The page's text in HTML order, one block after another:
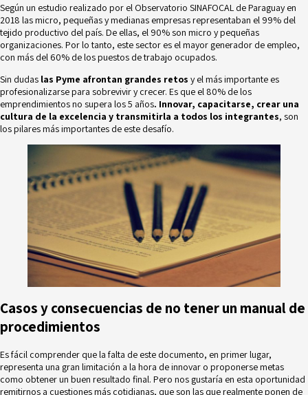
Según un estudio realizado por el Observatorio SINAFOCAL de Paraguayen
2018 las micro, pequeñas y medianas empresas representaban el 99% del
tejido productivo del país. De ellas, el 90% son micro y pequeñas
organizaciones. Por lo tanto, este sector es el mayor generador de empleo,
con más del 60% de los puestos de trabajo ocupados.
Sin dudas las Pyme afrontan grandes retos y el más importante es
profesionalizarsepara sobrevivir y crecer. Es que el 80% de los
emprendimientos no supera los 5 años. Innovar, capacitarse, crear una
cultura de la excelencia y transmitirla a todos los integrantes, son
los pilares más importantes de este desafío.
Casos y consecuencias de no tener un manual de
procedimientos
Es fácil comprender que la falta de este documento, en primer lugar,
representa una gran limitación a la hora de innovar o proponerse metas
como obtener un buen resultado final. Pero nos gustaría en esta oportunidad
remitirnos a cuestiones más cotidianas, que son las que realmente ponen de